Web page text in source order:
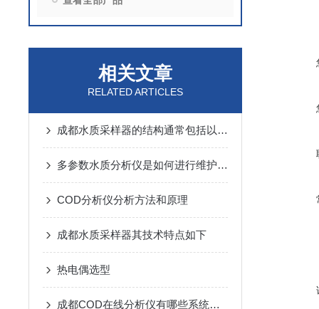
相关文章
RELATED ARTICLES
成都水质采样器的结构通常包括以下几个主要组成部分
多参数水质分析仪是如何进行维护的呢？
COD分析仪分析方法和原理
成都水质采样器其技术特点如下
热电偶选型
成都COD在线分析仪有哪些系统组成的呢？